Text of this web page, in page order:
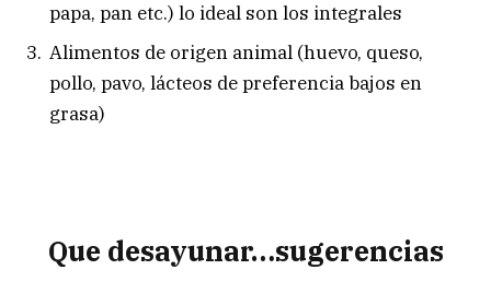
papa, pan etc.) lo ideal son los integrales
Alimentos de origen animal (huevo, queso,
pollo, pavo, lácteos de preferencia bajos en
grasa)
Que desayunar…sugerencias